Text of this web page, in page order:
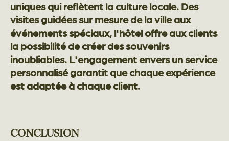
uniques qui reflètent la culture locale. Des
visites guidées sur mesure de la ville aux
événements spéciaux, l'hôtel offre aux clients
la possibilité de créer des souvenirs
inoubliables. L'engagement envers un service
personnalisé garantit que chaque expérience
est adaptée à chaque client.
CONCLUSION